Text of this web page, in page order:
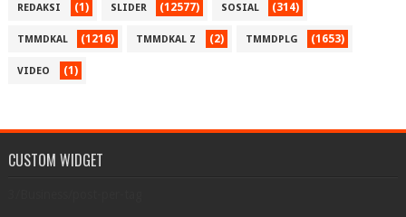
REDAKSI (1) SLIDER (12577) SOSIAL (314)
TMMDKAL (1216) TMMDKAL Z (2) TMMDPLG (1653)
VIDEO (1)
CUSTOM WIDGET